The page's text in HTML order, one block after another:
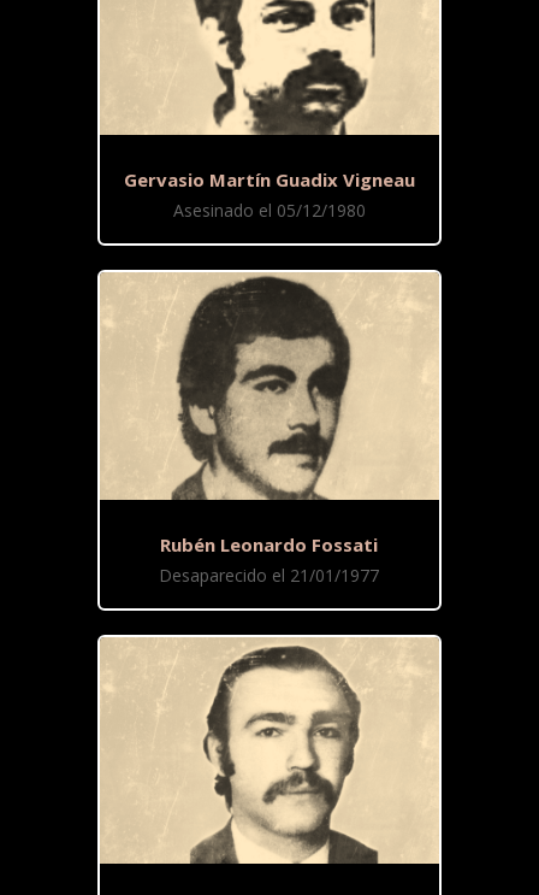
Gervasio Martín Guadix Vigneau
Asesinado el 05/12/1980
Rubén Leonardo Fossati
Desaparecido el 21/01/1977